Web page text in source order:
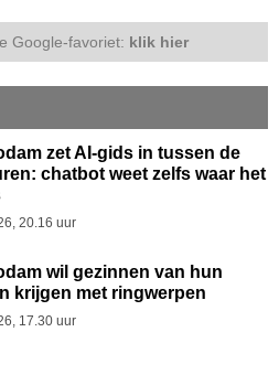
Google-favoriet: klik hier
zet AI-gids in tussen de
chatbot weet zelfs waar het
20.16 uur
wil gezinnen van hun
krijgen met ringwerpen
17.30 uur